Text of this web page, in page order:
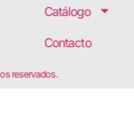
Catálogo
Contacto
reservados.